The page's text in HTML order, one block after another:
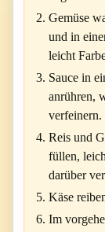
Gemüse
und in
leicht
Sauce in
anrühren,
verfeinern.
Reis und
füllen,
darüber
Käse
Im